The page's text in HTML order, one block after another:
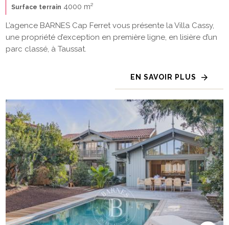
Surface terrain 4000 m²
L’agence BARNES Cap Ferret vous présente la Villa Cassy,
une propriété d’exception en première ligne, en lisière d’un
parc classé, à Taussat.
EN SAVOIR PLUS